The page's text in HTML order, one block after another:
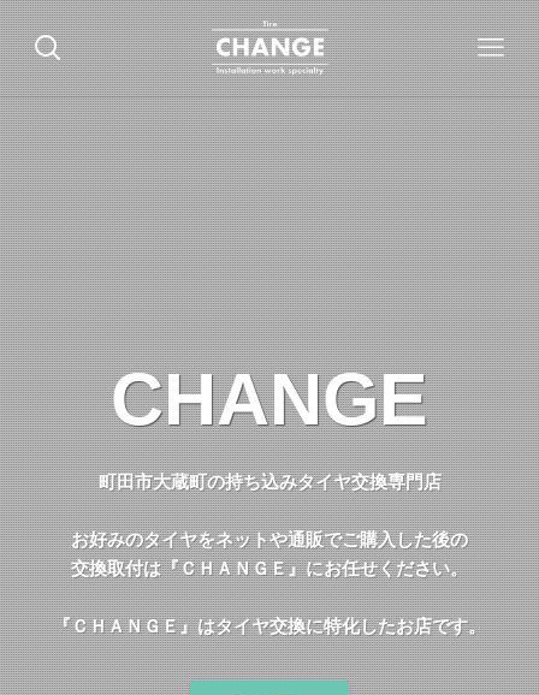
CHANGE
町田市大蔵町の持ち込みタイヤ交換専門店
お好みのタイヤをネットや通販でご購入した後の
交換取付は『ＣＨＡＮＧＥ』にお任せください。
『ＣＨＡＮＧＥ』はタイヤ交換に特化したお店です。